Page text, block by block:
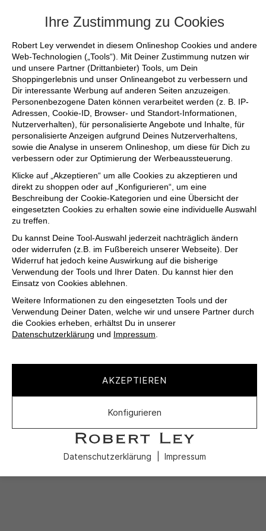
Ihre Zustimmung zu Cookies
Robert Ley verwendet in diesem Onlineshop Cookies und andere
Web-Technologien („Tools“). Mit Deiner Zustimmung nutzen wir
und unsere Partner (Drittanbieter) Tools, um Dein
Shoppingerlebnis und unser Onlineangebot zu verbessern und
Dir interessante Werbung auf anderen Seiten anzuzeigen.
Personenbezogene Daten können verarbeitet werden (z. B. IP-
Adressen, Cookie-ID, Browser- und Standort-Informationen,
Nutzerverhalten), für personalisierte Angebote und Inhalte, für
personalisierte Anzeigen aufgrund Deines Nutzerverhaltens,
sowie die Analyse in unserem Onlineshop, um diese für Dich zu
verbessern oder zur Optimierung der Werbeaussteuerung.
Klicke auf „Akzeptieren“ um alle Cookies zu akzeptieren und
direkt zu shoppen oder auf „Konfigurieren“, um eine
Beschreibung der Cookie-Kategorien und eine Übersicht der
eingesetzten Cookies zu erhalten sowie eine individuelle Auswahl
zu treffen.
Du kannst Deine Tool-Auswahl jederzeit nachträglich ändern
oder widerrufen (z.B. im Fußbereich unserer Webseite). Der
Widerruf hat jedoch keine Auswirkung auf die bisherige
Verwendung der Tools und Ihrer Daten. Du kannst hier den
Einsatz von Cookies ablehnen.
Weitere Informationen zu den eingesetzten Tools und der
Verwendung Deiner Daten, welche wir und unsere Partner durch
die Cookies erheben, erhältst Du in unserer
Datenschutzerklärung und Impressum.
AKZEPTIEREN
Konfigurieren
Datenschutzerklärung Impressum